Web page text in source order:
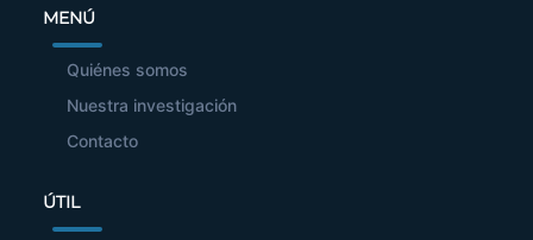
MENÚ
Quiénes somos
Nuestra investigación
Contacto
ÚTIL